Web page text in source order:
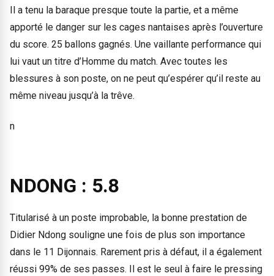
Il a tenu la baraque presque toute la partie, et a même
apporté le danger sur les cages nantaises après l’ouverture
du score. 25 ballons gagnés. Une vaillante performance qui
lui vaut un titre d’Homme du match. Avec toutes les
blessures à son poste, on ne peut qu’espérer qu’il reste au
même niveau jusqu’à la trêve.
n
NDONG : 5.8
Titularisé à un poste improbable, la bonne prestation de
Didier Ndong souligne une fois de plus son importance
dans le 11 Dijonnais. Rarement pris à défaut, il a également
réussi 99% de ses passes. Il est le seul à faire le pressing